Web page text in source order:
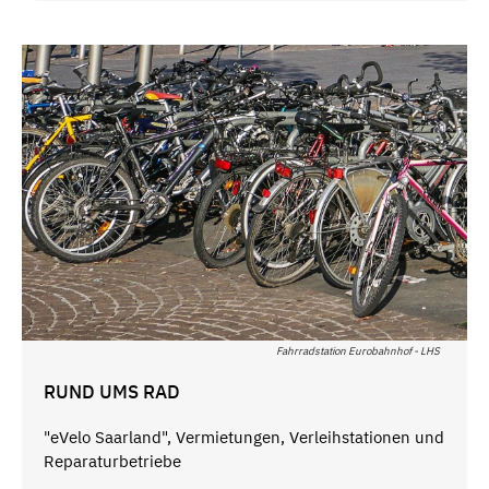
Fahrradstation Eurobahnhof - LHS
RUND UMS RAD
"eVelo Saarland", Vermietungen, Verleihstationen und
Reparaturbetriebe